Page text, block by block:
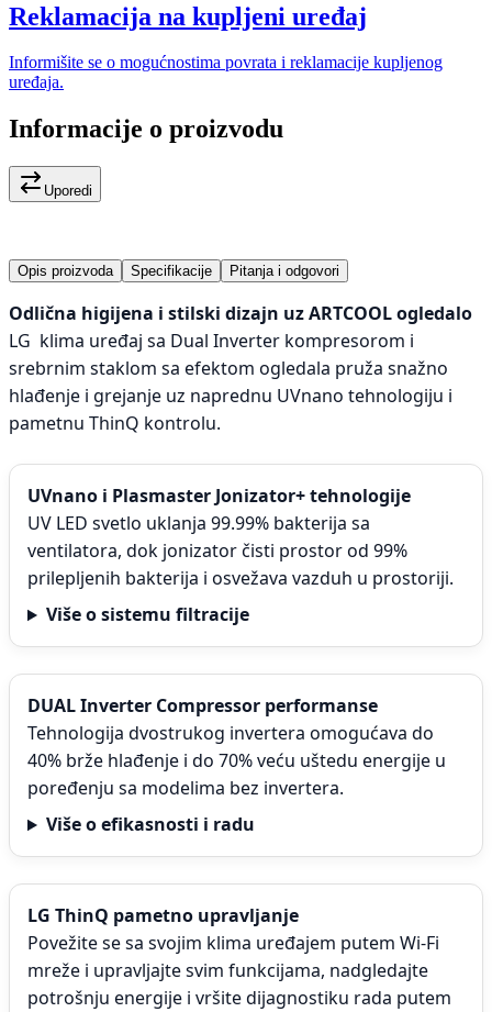
Reklamacija na kupljeni uređaj
Informišite se o mogućnostima povrata i reklamacije kupljenog
uređaja.
Informacije o proizvodu
Uporedi
Opis proizvoda Specifikacije Pitanja i odgovori
Odlična higijena i stilski dizajn uz ARTCOOL ogledalo
LG klima uređaj sa Dual Inverter kompresorom i
srebrnim staklom sa efektom ogledala pruža snažno
hlađenje i grejanje uz naprednu UVnano tehnologiju i
pametnu ThinQ kontrolu.
UVnano i Plasmaster Jonizator+ tehnologije
UV LED svetlo uklanja 99.99% bakterija sa
ventilatora, dok jonizator čisti prostor od 99%
prilepljenih bakterija i osvežava vazduh u prostoriji.
Više o sistemu filtracije
DUAL Inverter Compressor performanse
Tehnologija dvostrukog invertera omogućava do
40% brže hlađenje i do 70% veću uštedu energije u
poređenju sa modelima bez invertera.
Više o efikasnosti i radu
LG ThinQ pametno upravljanje
Povežite se sa svojim klima uređajem putem Wi-Fi
mreže i upravljajte svim funkcijama, nadgledajte
potrošnju energije i vršite dijagnostiku rada putem